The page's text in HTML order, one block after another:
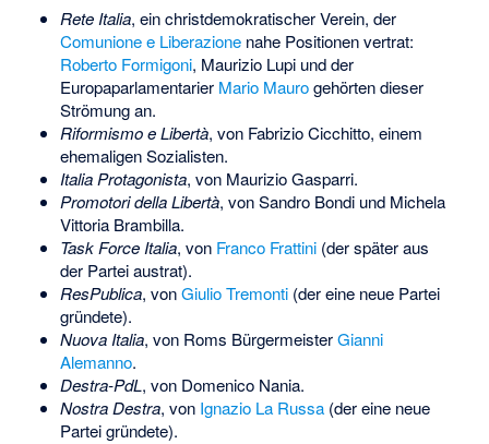
Rete Italia, ein christdemokratischer Verein, der
Comunione e Liberazionenahe Positionen vertrat:
Roberto Formigoni, Maurizio Lupi und der
Europaparlamentarier Mario Maurogehörten dieser
Strömung an.
Riformismo e Libertà, von Fabrizio Cicchitto, einem
ehemaligen Sozialisten.
Italia Protagonista, von Maurizio Gasparri.
Promotori della Libertà, von Sandro Bondi und Michela
Vittoria Brambilla.
Task Force Italia, von Franco Frattini(der später aus
der Partei austrat).
ResPublica, vonGiulio Tremonti(der eine neue Partei
gründete).
Nuova Italia, von Roms BürgermeisterGianni
Alemanno.
Destra-PdL, von Domenico Nania.
Nostra Destra, von Ignazio La Russa(der eine neue
Partei gründete).